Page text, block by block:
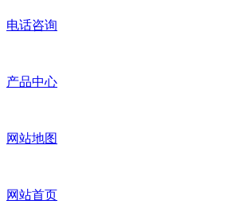
电话咨询
产品中心
网站地图
网站首页